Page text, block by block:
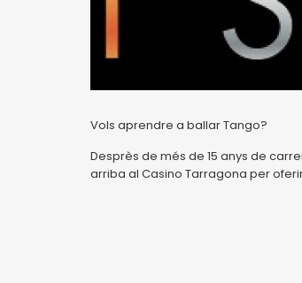
Vols aprendre a ballar Tango?
Desprès de més de 15 anys de
arriba al Casino Tarragona per